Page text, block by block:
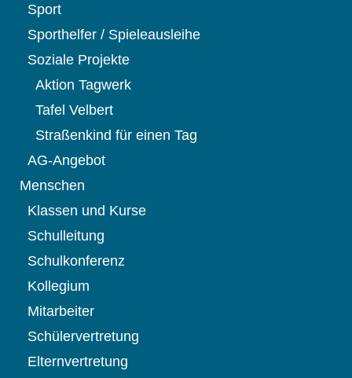
Sport
Sporthelfer / Spieleausleihe
Soziale Projekte
Aktion Tagwerk
Tafel Velbert
Straßenkind für einen Tag
AG-Angebot
Menschen
Klassen und Kurse
Schulleitung
Schulkonferenz
Kollegium
Mitarbeiter
Schülervertretung
Elternvertretung